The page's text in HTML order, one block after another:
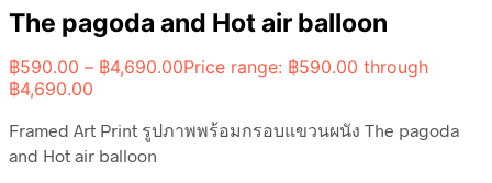
The pagoda and Hot air balloon
฿590.00 – ฿4,690.00Price range: ฿590.00 through
฿4,690.00
Framed Art Print รูปภาพพร้อมกรอบแขวนผนัง The pagoda
and Hot air balloon